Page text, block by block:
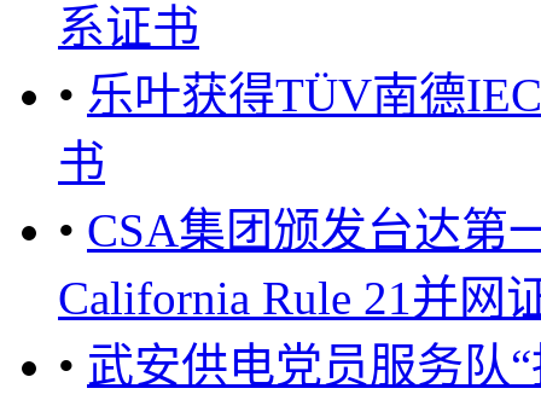
系证书
• 乐叶获得TÜV南德
书
• CSA集团颁发台达第
California Rule 21并网
• 武安供电党员服务队